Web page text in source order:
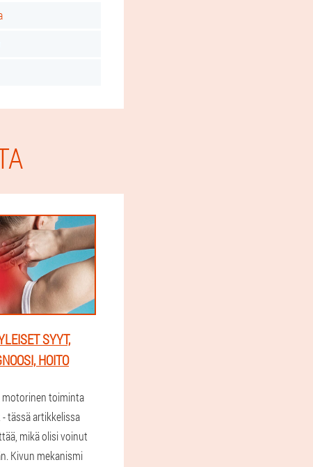
SYYT,
HOITO
motorinen toiminta
tässä artikkelissa
mikä olisi voinut
Kivun mekanismi